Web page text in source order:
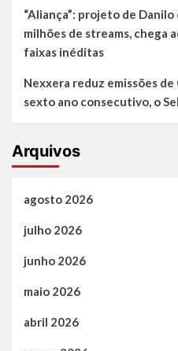
“Aliança”: projeto de
milhões de streams, chega
faixas inéditas
Nexxera reduz emissões de
sexto ano consecutivo, o
Arquivos
agosto 2026
julho 2026
junho 2026
maio 2026
abril 2026